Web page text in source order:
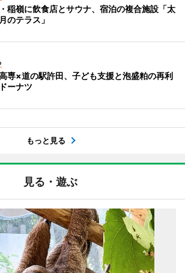
稲嶺に飲食店とサウナ、宿泊の複合施設「太
のテラス」
専×道の駅許田、子ども支援と泡盛粕の再利
ーナツ
もっと見る
見る・遊ぶ